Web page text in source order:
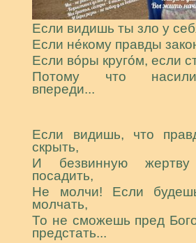
Если видишь ты зло у
Если не́кому правды
Если во́ры круго́м, если
Потому что
впереди...
Если видишь, что
скрыть,
И безвинную
посадить,
Не молчи! Если
молчать,
То не сможешь пред
предстать...